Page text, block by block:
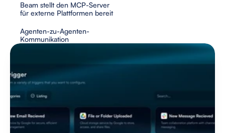
Beam stellt den MCP-Server
für externe Plattformen bereit
Agenten-zu-Agenten-
Kommunikation